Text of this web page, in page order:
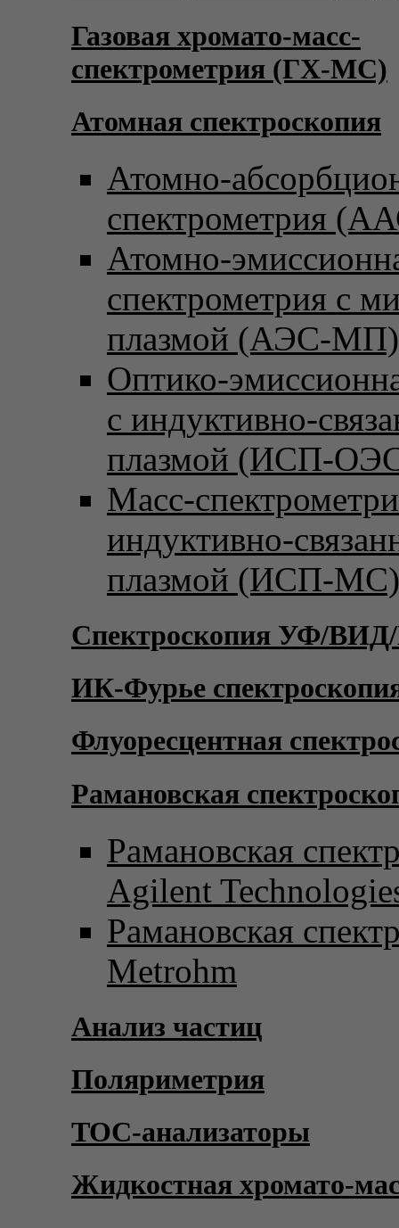
Газовая хромато-масс-
спектрометрия (ГХ-МС)
Атомная спектроскопия
Атомно-
спектрометрия
Атомно-
спектрометрия с
плазмой (АЭС-МП)
Оптико-
с индуктивно-
плазмой (ИСП-
Масс-
индуктивно-
плазмой (ИСП-МС)
Спектроскопия УФ/
ИК-Фурье
Флуоресцентная
Рамановская
Рамановская
Agilent
Рамановская
Metrohm
Анализ частиц
Поляриметрия
TOC-анализаторы
Жидкостная хромато-